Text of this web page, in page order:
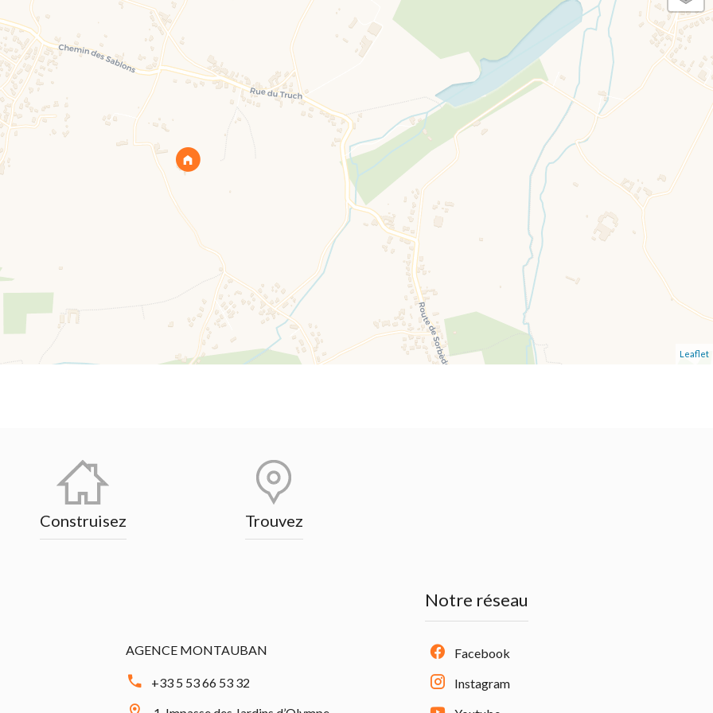
Leaflet
Construisez Trouvez
AGENCE MONTAUBAN
+33 5 53 66 53 32
Notre réseau
Facebook
Instagram